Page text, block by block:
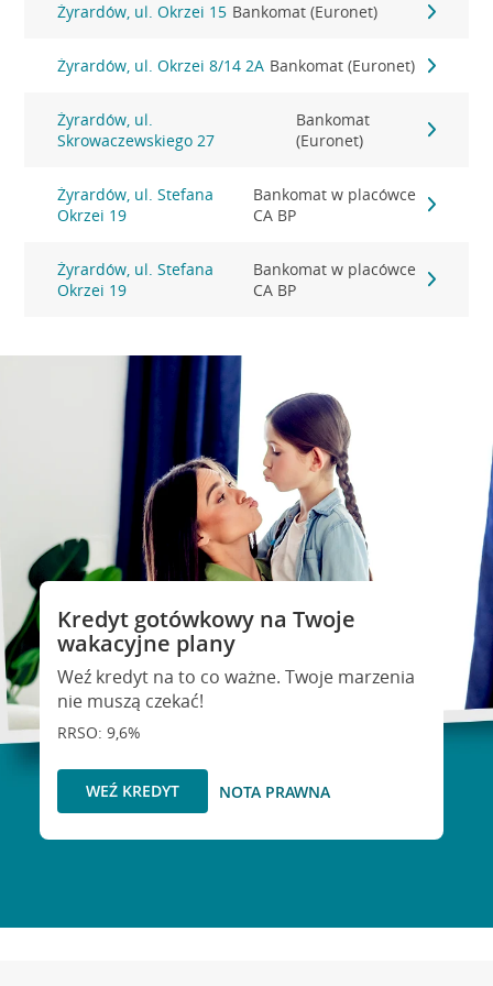
Żyrardów, ul. Okrzei 15 Bankomat (Euronet)
Żyrardów, ul. Okrzei 8/14 2A Bankomat (Euronet)
Żyrardów, ul.
Skrowaczewskiego 27
Bankomat
(Euronet)
Żyrardów, ul. Stefana
Okrzei 19
Bankomat w placówce
CA BP
Żyrardów, ul. Stefana
Okrzei 19
Bankomat w placówce
CA BP
Kredyt gotówkowy na Twoje
wakacyjne plany
Weź kredyt na to co ważne. Twoje marzenia
nie muszą czekać!
RRSO: 9,6%
WEŹ KREDYT NOTA PRAWNA